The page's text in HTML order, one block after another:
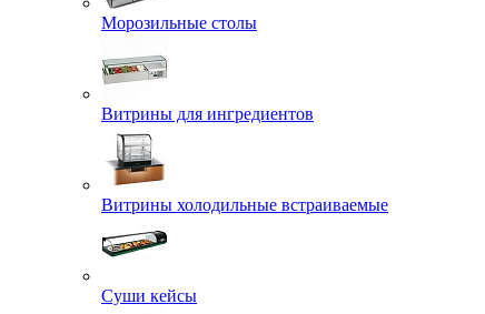
Морозильные столы
Витрины для ингредиентов
Витрины холодильные встраиваемые
Суши кейсы